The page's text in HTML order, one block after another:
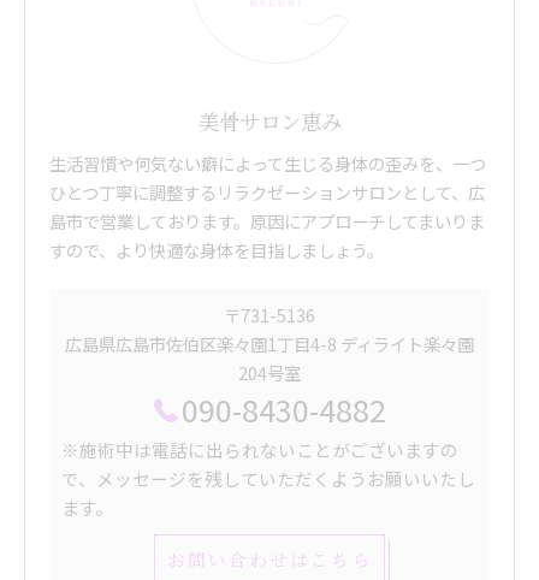
美骨サロン恵み
生活習慣や何気ない癖によって生じる身体の歪みを、一つ
ひとつ丁寧に調整するリラクゼーションサロンとして、広
島市で営業しております。原因にアプローチしてまいりま
すので、より快適な身体を目指しましょう。
〒731-5136
広島県広島市佐伯区楽々園1丁目4-8 ディライト楽々園
204号室
090-8430-4882
※施術中は電話に出られないことがございますの
で、メッセージを残していただくようお願いいたし
ます。
お問い合わせはこちら